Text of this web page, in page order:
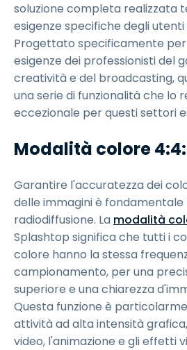
soluzione completa realizzata
esigenze specifiche degli utenti
Progettato specificamente
esigenze dei professionisti del
creatività e del broadcasting,
una serie di funzionalità che lo
eccezionale per questi settori
Modalità colore
Garantire l'accuratezza dei
delle immagini è
radiodiffusione. La modalità
Splashtop significa che tutti i
colore hanno la stessa
campionamento, per una
superiore e una chiarezza
Questa funzione è
attività ad alta intensità
video, l'animazione e gli effetti